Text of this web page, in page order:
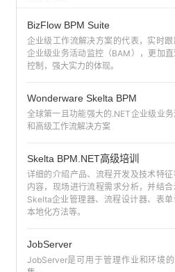
BizFlow BPM Suite
企业级工作流解决方案的代表，实时跟
企业级业务活动监控（BAM），更加
控制，强大实力的体现。
Wonderware Skelta BPM
全球第一且功能强大的.NET企业级业
和高级工作流解决方案
Skelta BPM.NET高级培训
详细的介绍产品、流程开发及技术特征
内容，现场进行流程需求分析，并结
Skelta企业管理器、流程设计器、表单
本地化方法等。
JobServer
JobServer是可用于管理作业和环境